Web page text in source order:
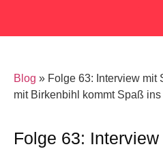
Blog » Folge 63: Interview mit
mit Birkenbihl kommt Spaß ins
Folge 63: